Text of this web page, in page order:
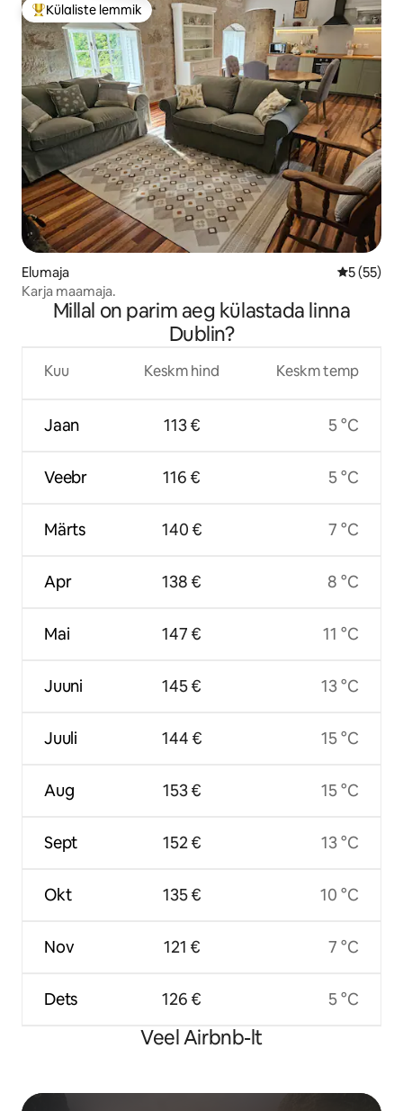
Külaliste suur lemmik
Külaliste lemmik
Elumaja Keskmine
5 (55)
Karja maamaja.
Millal on parim aeg külastada linna
Dublin?
Kuu
Jaan
Veebr
Märts
Apr
Mai
Juuni
Juuli
Aug
Sept
Okt
Nov
Dets
Keskm hind
113 €
116 €
140 €
138 €
147 €
145 €
144 €
153 €
152 €
135 €
121 €
126 €
Keskm temp
5 °C
5 °C
7 °C
8 °C
11 °C
13 °C
15 °C
15 °C
13 °C
10 °C
7 °C
5 °C
Veel Airbnb-lt